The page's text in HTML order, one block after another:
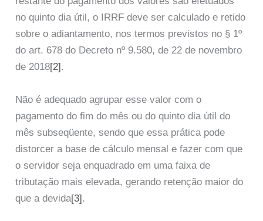
no quinto dia útil, o IRRF deve ser calculado e retido
sobre o adiantamento, nos termos previstos no § 1º
do art. 678 do Decreto nº 9.580, de 22 de novembro
de 2018[2] .
Não é adequado agrupar esse valor com o
pagamento do fim do mês ou do quinto dia útil do
mês subseqüente, sendo que essa prática pode
distorcer a base de cálculo mensal e fazer com que
o servidor seja enquadrado em uma faixa de
tributação mais elevada, gerando retenção maior do
que a devida[3].